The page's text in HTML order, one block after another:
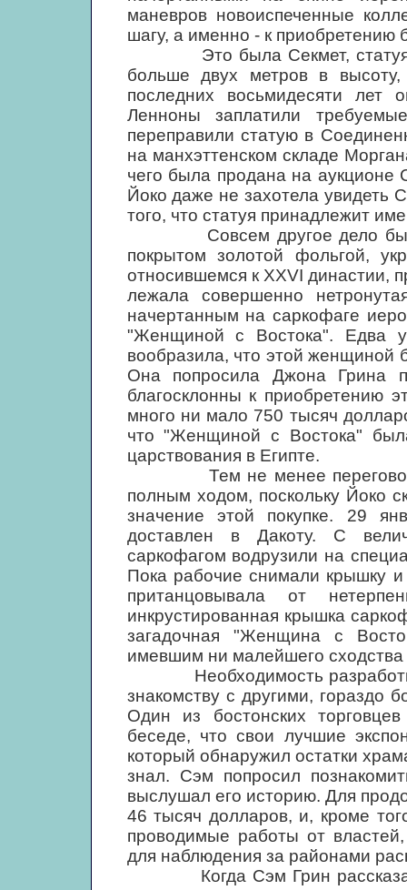
маневров новоиспеченные
шагу, а именно - к приобретению
Это была Секмет, статуя
больше двух метров в
последних восьмидесяти
Ленноны заплатили
переправили статую в
на манхэттенском складе
чего была продана на
Йоко даже не захотела увидеть
того, что статуя принадлежит
Совсем другое дело была
покрытом золотой фольгой,
относившемся к XXVI династии,
лежала совершенно
начертанным на саркофаге
"Женщиной с Востока". Едва
вообразила, что этой
Она попросила Джона Грина
благосклонны к приобретению
много ни мало 750 тысяч
что "Женщиной с Востока"
царствования в Египте.
Тем не менее переговоры
полным ходом, поскольку Йоко
значение этой покупке. 29
доставлен в Дакоту. С
саркофагом водрузили на
Пока рабочие снимали крышку
пританцовывала от
инкрустированная крышка
загадочная "Женщина с
имевшим ни малейшего
Необходимость разработки
знакомству с другими,
Один из бостонских
беседе, что свои лучшие
который обнаружил остатки
знал. Сэм попросил
выслушал его историю. Для
46 тысяч долларов, и, кроме
проводимые работы от
для наблюдения за районами
Когда Сэм Грин рассказал